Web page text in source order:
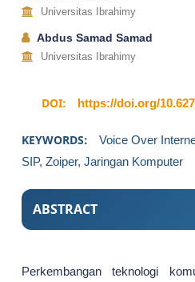
Universitas Ibrahimy
Abdus Samad Samad
Universitas Ibrahimy
DOI: https://doi.org/
KEYWORDS:
Voice Over
SIP, Zoiper, Jaringan Komputer
ABSTRACT
Perkembangan teknologi